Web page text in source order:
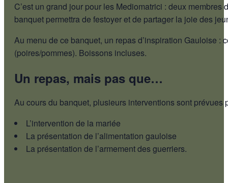
C’est un grand jour pour les Mediomatrici : deux
banquet permettra de festoyer et de partager la joie des
Au menu de ce banquet, un repas d’inspiration Gauloise
(poires/pommes). Boissons incluses.
Un repas, mais pas que…
Au cours du banquet, plusieurs interventions sont prévues
L’intervention de la mariée
La présentation de l’alimentation gauloise
La présentation de l’armement des guerriers.